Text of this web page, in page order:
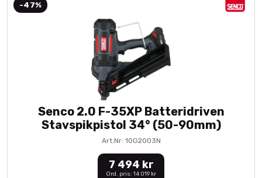
-47%
Senco 2.0 F-35XP Batteridriven
Stavspikpistol 34° (50-90mm)
Art.Nr: 10G2003N
7 494 kr
Ord. pris: 14 019 kr